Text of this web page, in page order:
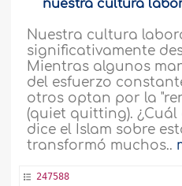
nuestra cultura
Nuestra cultura
significativamente
Mientras algunos
del esfuerzo
otros optan por la
(quiet quitting). ¿Cuál
dice el Islam sobre
transformó muchos..
247588